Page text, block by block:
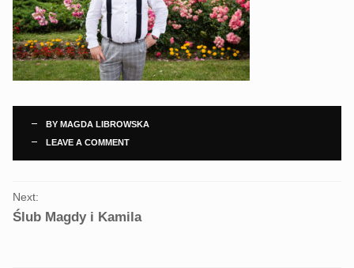
BYMAGDA LIBROWSKA
LEAVE A COMMENT
PORTFOLIO
NAVIGATION
Next:
Ślub Magdy i Kamila